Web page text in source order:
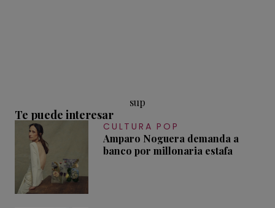
sup
Te puede interesar
CULTURA POP
Amparo Noguera demanda a
banco por millonaria estafa